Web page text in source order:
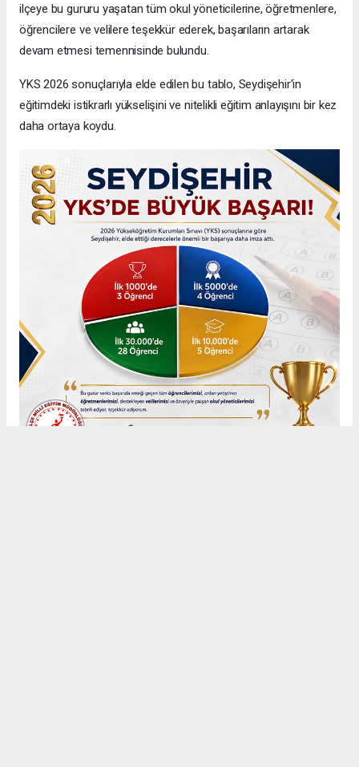
ilçeye bu gururu yaşatan tüm okul yöneticilerine, öğretmenlere,
öğrencilere ve velilere teşekkür ederek, başarıların artarak
devam etmesi temennisinde bulundu.
YKS 2026 sonuçlarıyla elde edilen bu tablo, Seydişehir'in
eğitimdeki istikrarlı yükselişini ve nitelikli eğitim anlayışını bir kez
daha ortaya koydu.